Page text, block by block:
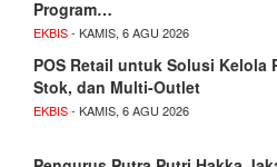
Program…
EKBIS- KAMIS, 6 AGU 2026
POS Retail untuk Solusi Kelola
Stok, dan Multi-Outlet
EKBIS- KAMIS, 6 AGU 2026